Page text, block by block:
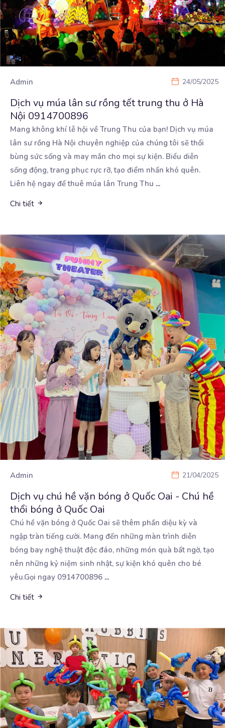
Admin 24/05/2025
Dịch vụ múa lân sư rồng tết trung thu ở Hà
Nội 0914700896
Mang không khí lễ hội về Trung Thu của bạn! Dịch vụ múa
lân sư rồng Hà Nội chuyên nghiệp của chúng tôi sẽ thổi
bùng sức sống và may mắn cho mọi sự kiện. Biểu diễn
sống động, trang phục rực rỡ, tạo điểm nhấn khó quên.
Liên hệ ngay để thuê múa lân Trung Thu ...
Chi tiết
Admin 21/04/2025
Dịch vụ chú hề vặn bóng ở Quốc Oai - Chú hề
thổi bóng ở Quốc Oai
Chú hề vặn bóng ở Quốc Oai sẽ thêm phần diệu kỳ và
ngập tràn tiếng cười. Mang đến những màn trình diễn
bóng bay nghệ thuật độc đáo, những món quà bất ngờ, tạo
nên những kỷ niệm sinh nhật, sự kiện khó quên cho bé
yêu.Gọi ngay 0914700896 ...
Chi tiết